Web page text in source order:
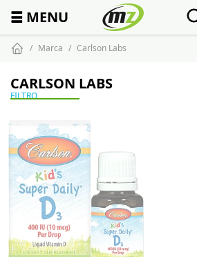
☰ MENU
Marca Carlson Labs
CARLSON LABS
FILTRO